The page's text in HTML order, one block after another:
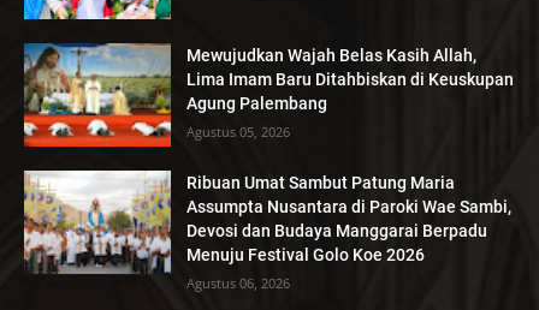
Mewujudkan Wajah Belas Kasih Allah,
Lima Imam Baru Ditahbiskan di Keuskupan
Agung Palembang
Agustus 05, 2026
Ribuan Umat Sambut Patung Maria
Assumpta Nusantara di Paroki Wae Sambi,
Devosi dan Budaya Manggarai Berpadu
Menuju Festival Golo Koe 2026
Agustus 06, 2026